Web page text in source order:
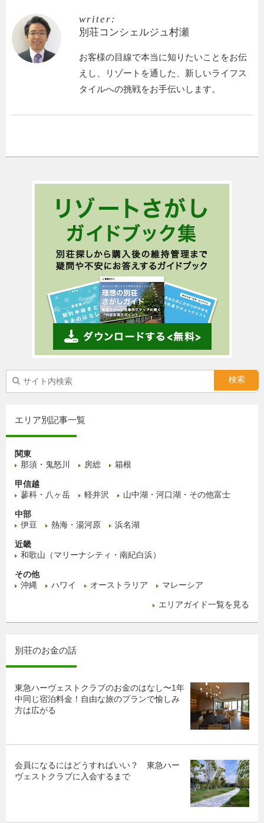
writer:
別荘コンシェルジュ村瀬
お客様の目線で本当に知りたいことをお伝
えし、リゾートを通した、新しいライフス
タイルへの挑戦をお手伝いします。
エリア別記事一覧
関東
那須・鬼怒川
房総 箱根
甲信越
蓼科・八ヶ岳
軽井沢 山中湖・河口湖・その他富士
中部
伊豆
熱海・湯河原 浜名湖
近畿
和歌山（マリーナシティ・南紀白浜）
その他
沖縄
ハワイ オーストラリア マレーシア
エリアガイド一覧を見る
別荘のお金の話
東急ハーヴェストクラブのお金のはなし〜1年
中同じ宿泊料金！自由な旅のプランで愉しみ
方は広がる
会員になるにはどうすればいい？ 東急ハー
ヴェストクラブに入会するまで